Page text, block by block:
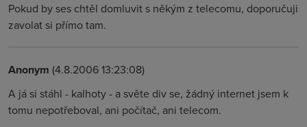
Pokud by ses chtěl domluvit s někým z telecomu, doporučuji
zavolat si přímo tam.
Anonym (4.8.2006 13:23:08)
A já si stáhl - kalhoty - a světe div se, žádný internet jsem k
tomu nepotřeboval, ani počítač, ani telecom.